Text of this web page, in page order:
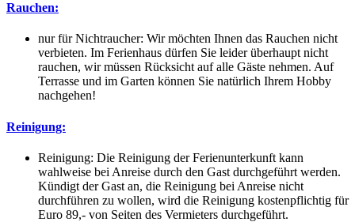
Rauchen:
nur für Nichtraucher: Wir möchten Ihnen das Rauchen nicht
verbieten. Im Ferienhaus dürfen Sie leider überhaupt nicht
rauchen, wir müssen Rücksicht auf alle Gäste nehmen. Auf
Terrasse und im Garten können Sie natürlich Ihrem Hobby
nachgehen!
Reinigung:
Reinigung: Die Reinigung der Ferienunterkunft kann
wahlweise bei Anreise durch den Gast durchgeführt werden.
Kündigt der Gast an, die Reinigung bei Anreise nicht
durchführen zu wollen, wird die Reinigung kostenpflichtig für
Euro 89,- von Seiten des Vermieters durchgeführt.